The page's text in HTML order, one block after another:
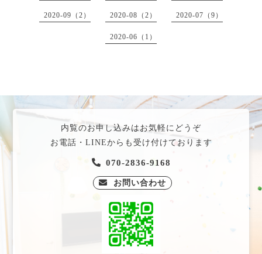
2020-09（2） 2020-08（2） 2020-07（9）
2020-06（1）
内覧のお申し込みはお気軽にどうぞ
お電話・LINEからも受け付けております
070-2836-9168
お問い合わせ